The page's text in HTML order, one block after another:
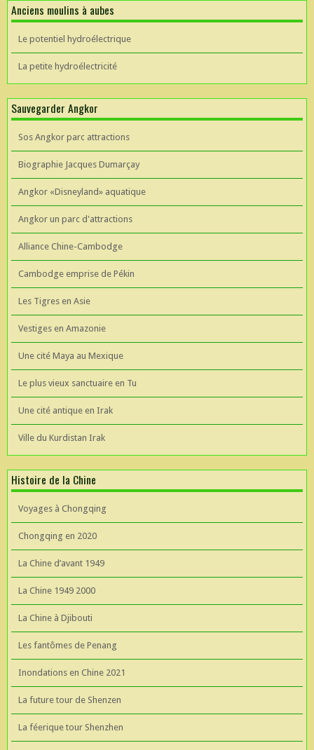
Anciens moulins à aubes
Le potentiel hydroélectrique
La petite hydroélectricité
Sauvegarder Angkor
Sos Angkor parc attractions
Biographie Jacques Dumarçay
Angkor «Disneyland» aquatique
Angkor un parc d'attractions
Alliance Chine-Cambodge
Cambodge emprise de Pékin
Les Tigres en Asie
Vestiges en Amazonie
Une cité Maya au Mexique
Le plus vieux sanctuaire en Tu
Une cité antique en Irak
Ville du Kurdistan Irak
Histoire de la Chine
Voyages à Chongqing
Chongqing en 2020
La Chine d’avant 1949
La Chine 1949 2000
La Chine à Djibouti
Les fantômes de Penang
Inondations en Chine 2021
La future tour de Shenzen
La féerique tour Shenzhen